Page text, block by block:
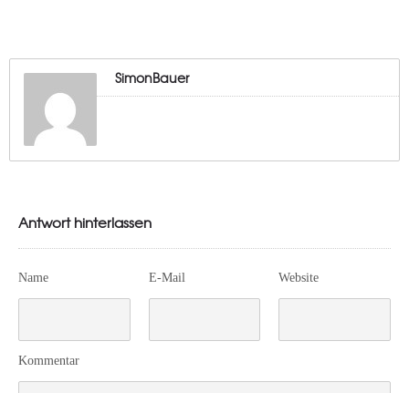
SimonBauer
Antwort hinterlassen
Name E-Mail Website
Kommentar